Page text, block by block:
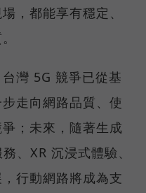
，都能享有穩定、
灣 5G 競爭已從基
走向網路品質、使
；未來，隨著生成
、XR 沉浸式體驗、
行動網路將成為支